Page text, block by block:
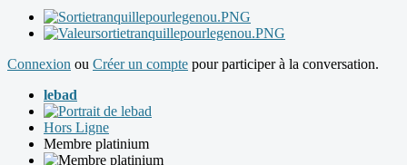
Connexion ou Créer un compte pour participer à la conversation.
lebad
Hors Ligne
Membre platinium